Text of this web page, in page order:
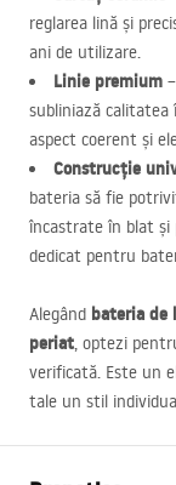
reglarea lină și
ani de utilizare.
Linie premium
subliniază calitatea
aspect coerent și
Construcție
bateria să fie
încastrate în blat și
dedicat pentru
Alegând bateria de
periat, optezi
verificată. Este un
tale un stil